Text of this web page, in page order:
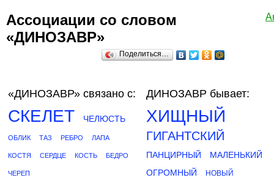
Ассоциации со словом
«ДИНОЗАВР»
Поделиться…
«ДИНОЗАВР» связано с:
СКЕЛЕТ ЧЕЛЮСТЬ
ОБЛИК ТАЗ РЕБРО ЛАПА
КОСТЯ СЕРДЦЕ КОСТЬ БЕДРО
ЧЕРЕП
ДИНОЗАВР бывает:
ХИЩНЫЙ
ГИГАНТСКИЙ
ПАНЦИРНЫЙ
МАЛЕНЬКИЙ
ОГРОМНЫЙ
НОВЫЙ